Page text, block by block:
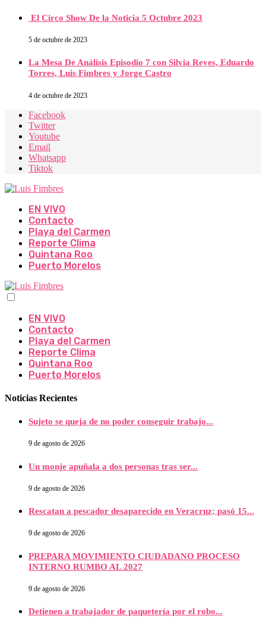
El Circo Show De la Noticia 5 Octubre 2023
5 de octubre de 2023
La Mesa De Análisis Episodio 7 con Silvia Reyes, Eduardo
Torres, Luis Fimbres y Jorge Castro
4 de octubre de 2023
Facebook
Twitter
Youtube
Email
Whatsapp
Tiktok
EN VIVO
Contacto
Playa del Carmen
Reporte Clima
Quintana Roo
Puerto Morelos
EN VIVO
Contacto
Playa del Carmen
Reporte Clima
Quintana Roo
Puerto Morelos
Noticias Recientes
Sujeto se queja de no poder conseguir trabajo...
9 de agosto de 2026
Un monje apuñala a dos personas tras ser...
9 de agosto de 2026
Rescatan a pescador desaparecido en Veracruz; pasó 15...
9 de agosto de 2026
PREPARA MOVIMIENTO CIUDADANO PROCESO
INTERNO RUMBO AL 2027
9 de agosto de 2026
Detienen a trabajador de paquetería por el robo...